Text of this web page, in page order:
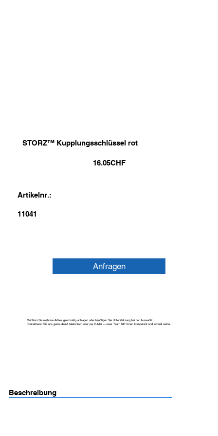
STORZ™ Kupplungsschlüssel rot
16.05CHF
Artikelnr.:
11041
Anfragen
Möchten Sie mehrere Artikel gleichzeitig anfragen oder benötigen Sie Unterstützung bei der Auswahl?
Kontaktieren Sie uns gerne direkt telefonisch oder per E-Mail – unser Team hilft Ihnen kompetent und schnell weiter.
Beschreibung